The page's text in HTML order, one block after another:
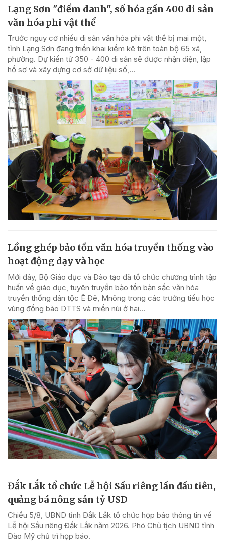
Lạng Sơn "điểm danh", số hóa gần 400 di sản
văn hóa phi vật thể
Trước nguy cơ nhiều di sản văn hóa phi vật thể bị mai một,
tỉnh Lạng Sơn đang triển khai kiểm kê trên toàn bộ 65 xã,
phường. Dự kiến từ 350 - 400 di sản sẽ được nhận diện, lập
hồ sơ và xây dựng cơ sở dữ liệu số,...
Lồng ghép bảo tồn văn hóa truyền thống vào
hoạt động dạy và học
Mới đây, Bộ Giáo dục và Đào tạo đã tổ chức chương trình tập
huấn về giáo dục, tuyên truyền bảo tồn bản sắc văn hóa
truyền thống dân tộc Ê Đê, Mnông trong các trường tiểu học
vùng đồng bào DTTS và miền núi ở hai...
Đắk Lắk tổ chức Lễ hội Sầu riêng lần đầu tiên,
quảng bá nông sản tỷ USD
Chiều 5/8, UBND tỉnh Đắk Lắk tổ chức họp báo thông tin về
Lễ hội Sầu riêng Đắk Lắk năm 2026. Phó Chủ tịch UBND tỉnh
Đào Mỹ chủ trì họp báo.